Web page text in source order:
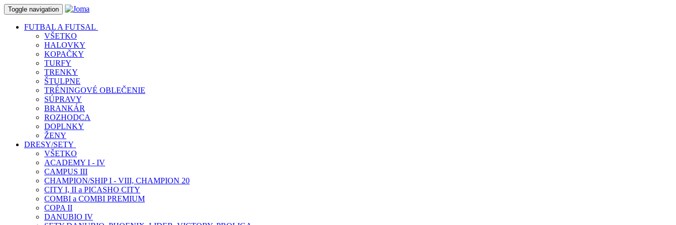
Toggle navigation
FUTBAL A FUTSAL
VŠETKO
HALOVKY
KOPAČKY
TURFY
TRENKY
ŠTULPNE
TRÉNINGOVÉ OBLEČENIE
SÚPRAVY
BRANKÁR
ROZHODCA
DOPLNKY
ŽENY
DRESY/SETY
VŠETKO
ACADEMY I - IV
CAMPUS III
CHAMPION/SHIP I - VIII, CHAMPION 20
CITY I, II a PICASHO CITY
COMBI a COMBI PREMIUM
COPA II
DANUBIO IV